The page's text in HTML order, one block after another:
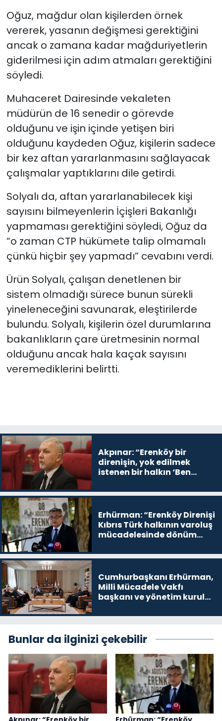
Oğuz, mağdur olan kişilerden örnek
vererek, yasanın değişmesi gerektiğini
ancak o zamana kadar mağduriyetlerin
giderilmesi için adım atmaları gerektiğini
söyledi.
Muhaceret Dairesinde vekaleten
müdürün de 16 senedir o görevde
olduğunu ve işin içinde yetişen biri
olduğunu kaydeden Oğuz, kişilerin sadece
bir kez aftan yararlanmasını sağlayacak
çalışmalar yaptıklarını dile getirdi.
Solyalı da, aftan yararlanabilecek kişi
sayısını bilmeyenlerin İçişleri Bakanlığı
yapmaması gerektiğini söyledi, Oğuz da
“o zaman CTP hükümete talip olmamalı
çünkü hiçbir şey yapmadı” cevabını verdi.
Ürün Solyalı, çalışan denetlenen bir
sistem olmadığı sürece bunun sürekli
yineleneceğini savunarak, eleştirilerde
bulundu. Solyalı, kişilerin özel durumlarına
bakanlıkların çare üretmesinin normal
olduğunu ancak hala kaçak sayısını
veremediklerini belirtti.
Akpınar: “Erenköy bir
direnişin, yok edilmek
istenen bir halkın ‘Ben
devam edeceğim’ dediği
Erhürman: “Erenköy Direnişi
Kıbrıs Türk halkının varoluş
mücadelesinde dönüm
Cumhurbaşkanı Erhürman,
Milli Mücadele Vakfı
başkanı ve yönetim kurulu
Bunlar da ilginizi çekebilir